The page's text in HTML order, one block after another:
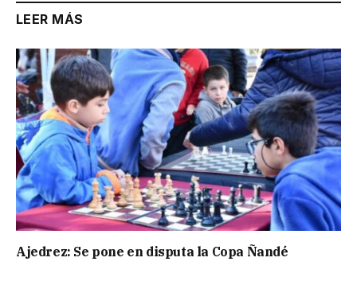
LEER MÁS
Ajedrez: Se pone en disputa la Copa Ñandé